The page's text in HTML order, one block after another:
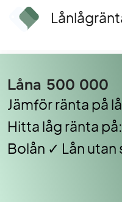
Låna 500 000
Jämför ränta på
Hitta låg ränta
Bolån ✓ Lån